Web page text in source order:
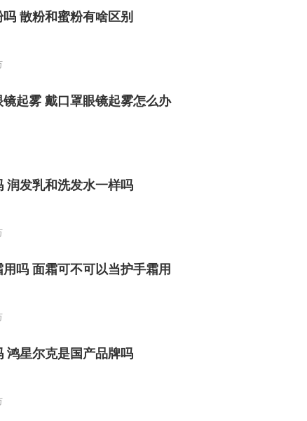
散粉和蜜粉有啥区别
起雾 戴口罩眼镜起雾怎么办
润发乳和洗发水一样吗
吗 面霜可不可以当护手霜用
鸿星尔克是国产品牌吗